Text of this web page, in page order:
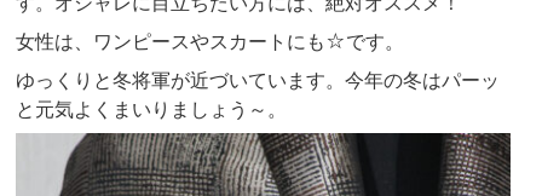
女性は、ワンピースやスカートにも☆です。
ゆっくりと冬将軍が近づいています。今年の冬はパーッ
と元気よくまいりましょう～。